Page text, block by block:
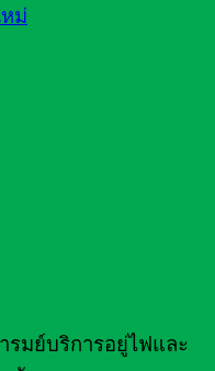
ม่
รมย์บริการอยู่ไฟและ